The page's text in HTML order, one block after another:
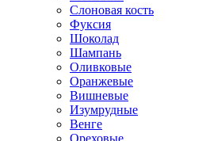
Слоновая кость
Фуксия
Шоколад
Шампань
Оливковые
Оранжевые
Вишневые
Изумрудные
Венге
Ореховые